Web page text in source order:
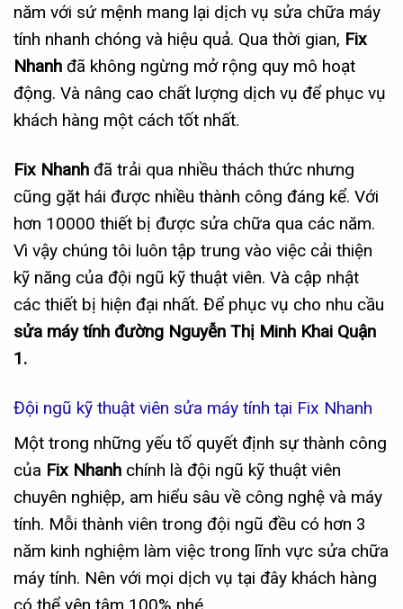
năm với sứ mệnh mang lại dịch vụ sửa chữa máy
tính nhanh chóng và hiệu quả. Qua thời gian, Fix
Nhanh đã không ngừng mở rộng quy mô hoạt
động. Và nâng cao chất lượng dịch vụ để phục vụ
khách hàng một cách tốt nhất.
Fix Nhanh đã trải qua nhiều thách thức nhưng
cũng gặt hái được nhiều thành công đáng kể. Với
hơn 10000 thiết bị được sửa chữa qua các năm.
Vì vậy chúng tôi luôn tập trung vào việc cải thiện
kỹ năng của đội ngũ kỹ thuật viên. Và cập nhật
các thiết bị hiện đại nhất. Để phục vụ cho nhu cầu
sửa máy tính đường Nguyễn Thị Minh Khai Quận
1.
Đội ngũ kỹ thuật viên sửa máy tính tại Fix Nhanh
Một trong những yếu tố quyết định sự thành công
của Fix Nhanh chính là đội ngũ kỹ thuật viên
chuyên nghiệp, am hiểu sâu về công nghệ và máy
tính. Mỗi thành viên trong đội ngũ đều có hơn 3
năm kinh nghiệm làm việc trong lĩnh vực sửa chữa
máy tính. Nên với mọi dịch vụ tại đây khách hàng